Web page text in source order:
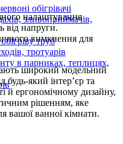
обігрівачі
зливоприймачів,
труб
тротуарів
в парниках, теплицях,
налаштування
від напруги.
вимкнення для
широкий модельний
будь-який інтер’єр та
й ергономічному дизайну,
рішенням, яке
вашої ванної кімнати.